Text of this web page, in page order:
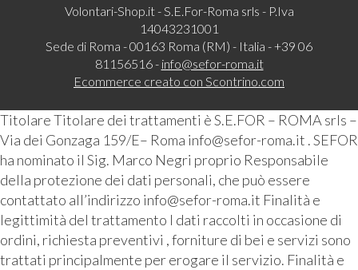
Volontari-Shop.it - S.E.For-Roma srls - P.Iva
14043231001
Sede di Roma - 00163 Roma (RM) - Italia - +39 06
81156516 - info@sefor-roma.it
Ecommerce creato con Scontrino.com
Titolare Titolare dei trattamenti è S.E.FOR – ROMA srls –
Via dei Gonzaga 159/E– Roma info@sefor-roma.it . SEFOR
ha nominato il Sig. Marco Negri proprio Responsabile
della protezione dei dati personali, che può essere
contattato all’indirizzo info@sefor-roma.it Finalità e
legittimità del trattamento I dati raccolti in occasione di
ordini, richiesta preventivi , forniture di bei e servizi sono
trattati principalmente per erogare il servizio. Finalità e